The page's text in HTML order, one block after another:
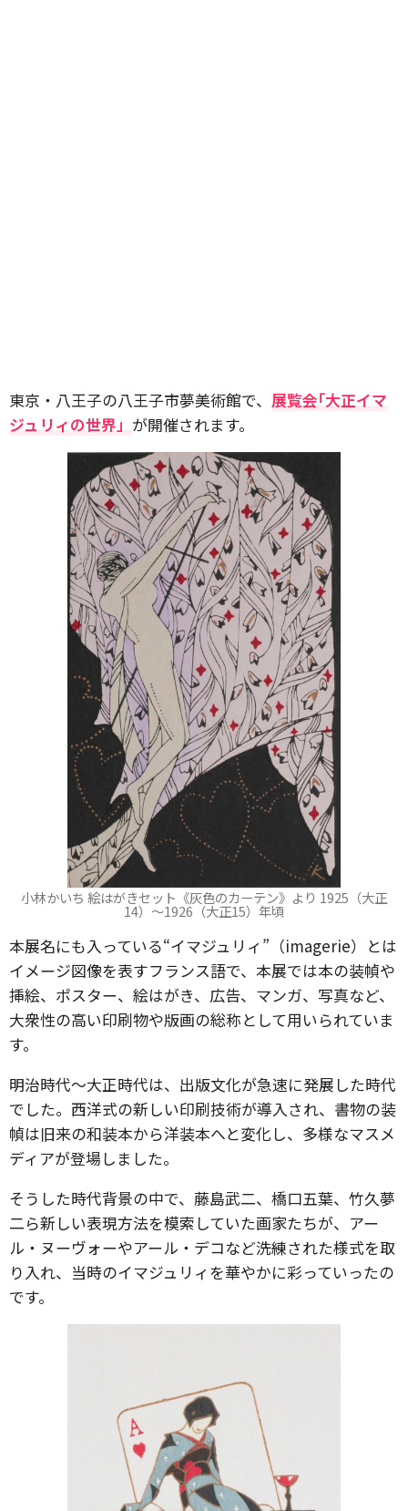
東京・八王子の八王子市夢美術館で、 展覧会｢大正イマ
ジュリィの世界」 が開催されます。
小林かいち 絵はがきセット《灰色のカーテン》より 1925（大正
14）～1926（大正15）年頃
本展名にも入っている“イマジュリィ”（imagerie）とは
イメージ図像を表すフランス語で、本展では本の装幀や
挿絵、ポスター、絵はがき、広告、マンガ、写真など、
大衆性の高い印刷物や版画の総称として用いられていま
す。
明治時代〜大正時代は、出版文化が急速に発展した時代
でした。西洋式の新しい印刷技術が導入され、書物の装
幀は旧来の和装本から洋装本へと変化し、多様なマスメ
ディアが登場しました。
そうした時代背景の中で、藤島武二、橋口五葉、竹久夢
二ら新しい表現方法を模索していた画家たちが、アー
ル・ヌーヴォーやアール・デコなど洗練された様式を取
り入れ、当時のイマジュリィを華やかに彩っていったの
です。